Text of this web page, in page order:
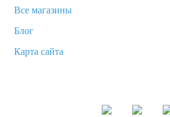
Все магазины
Блог
Карта сайта